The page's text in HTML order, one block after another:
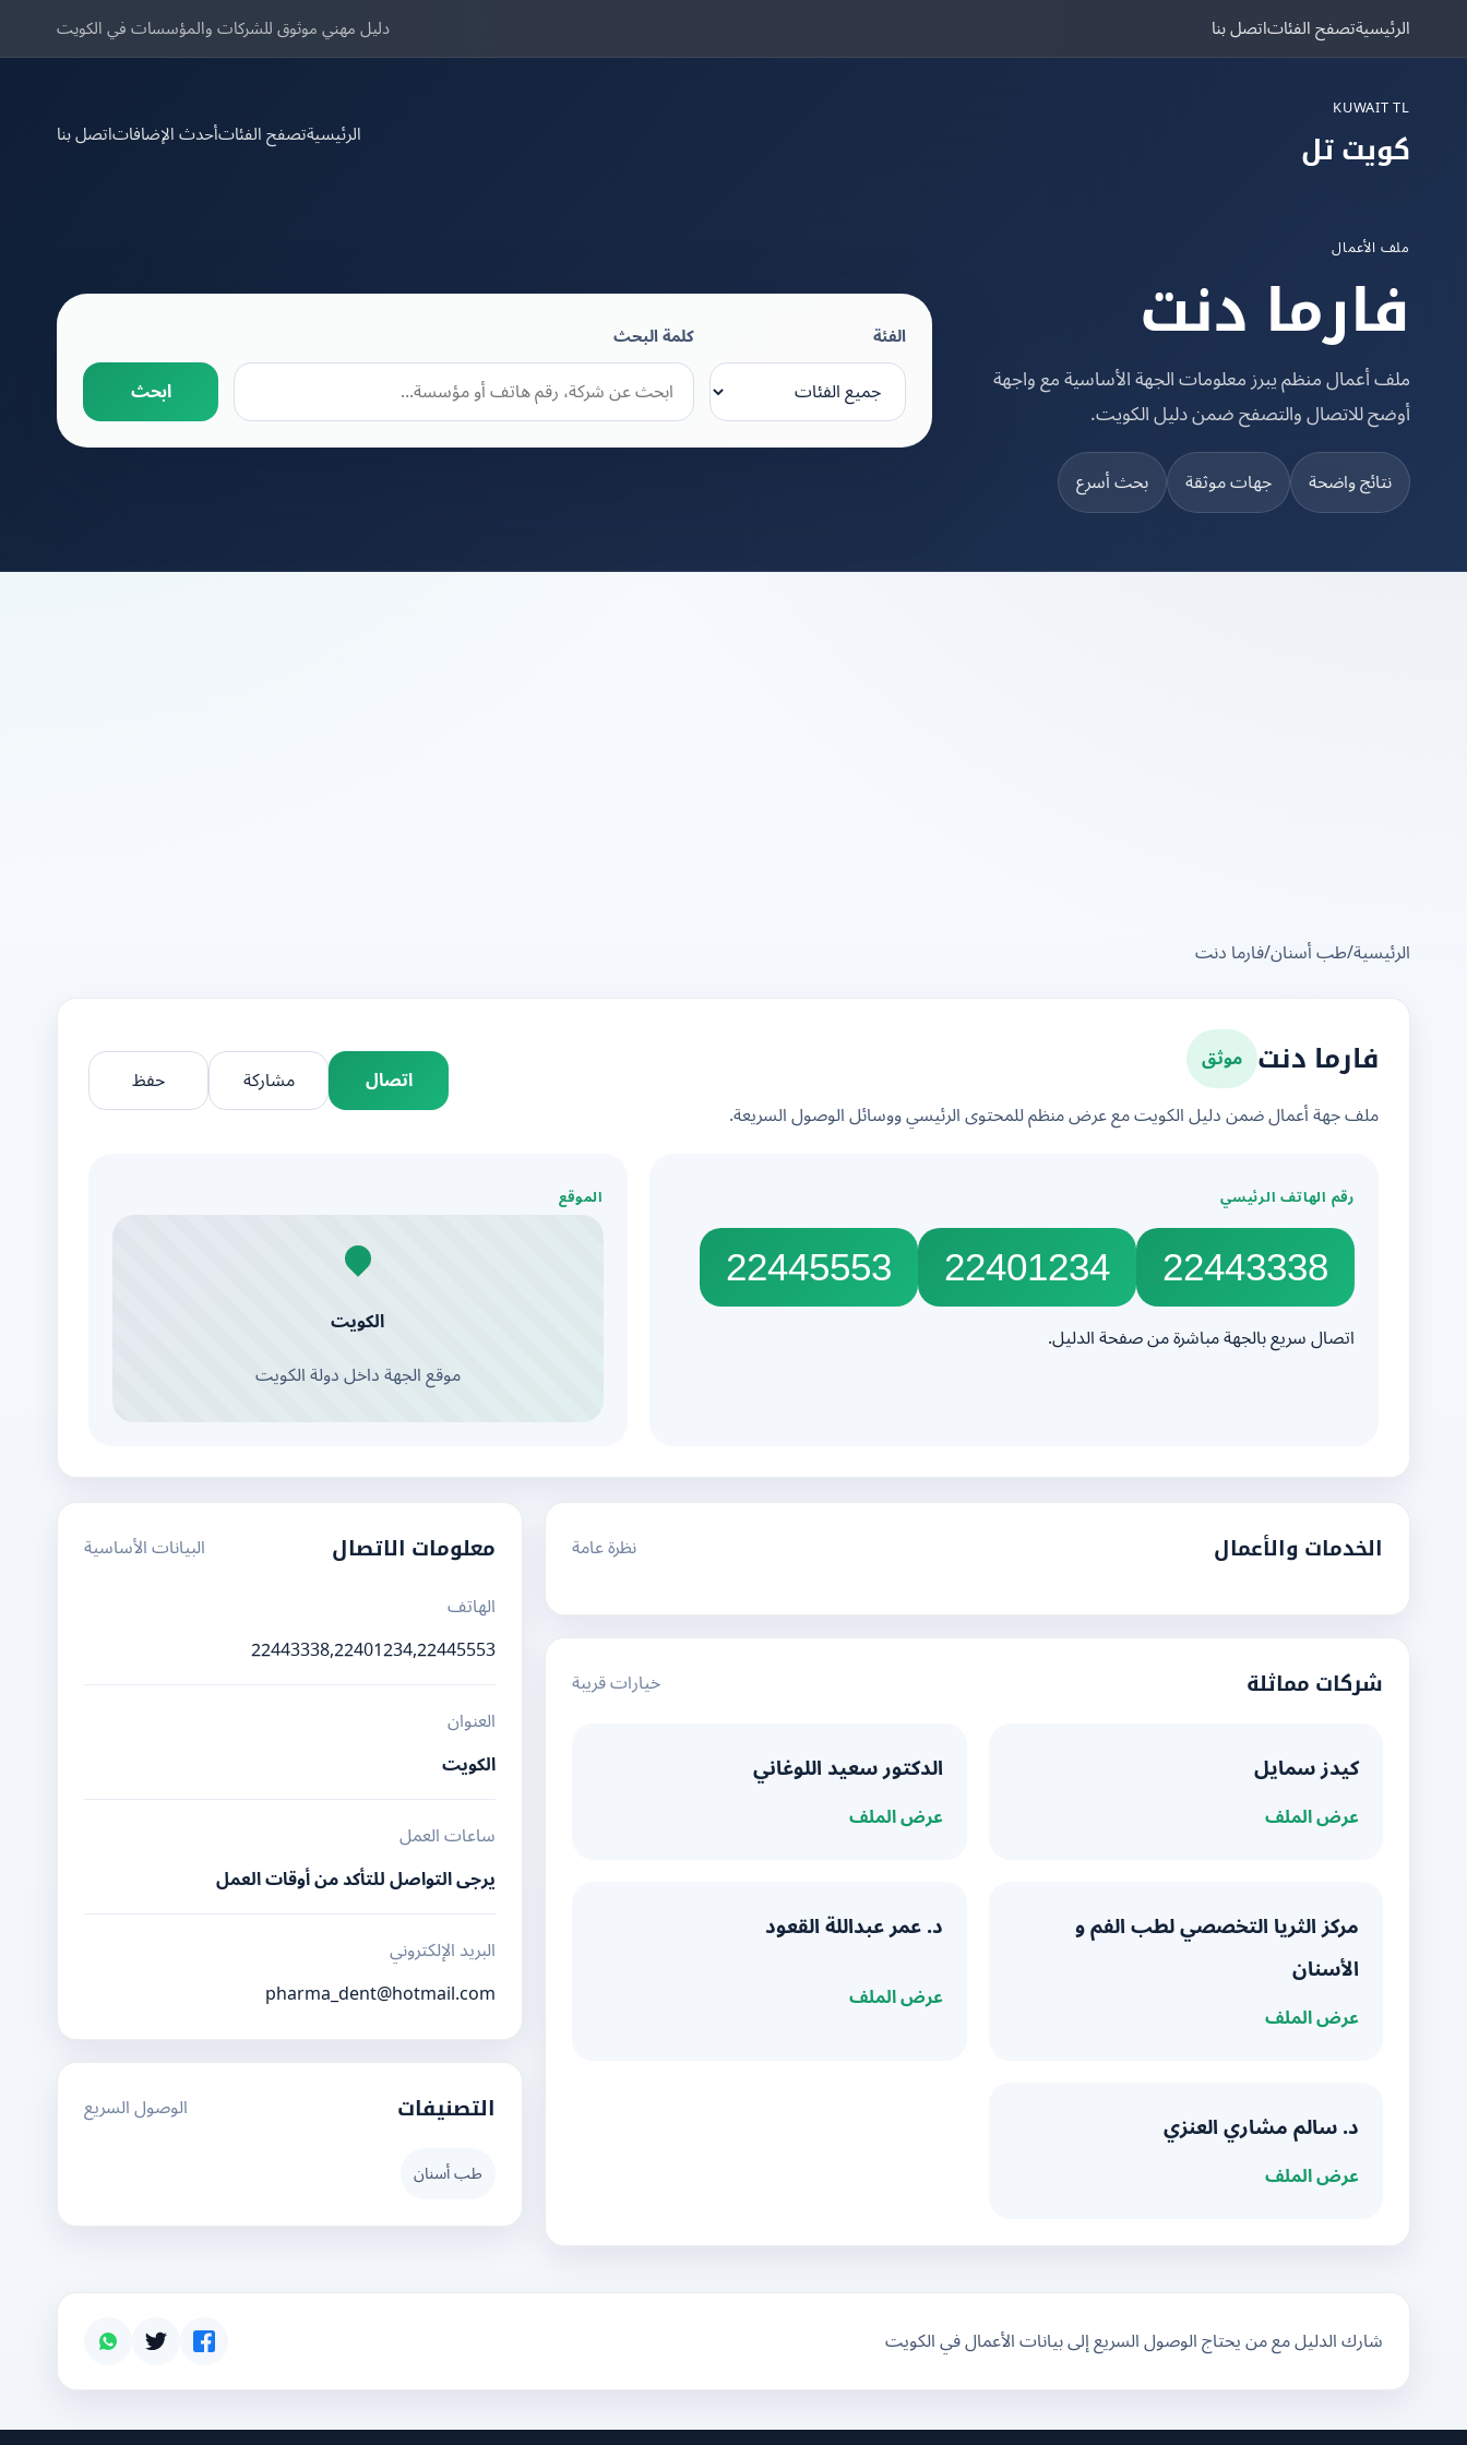
الرئيسيةتصفح الفئاتاتصل بنا دليل مهني موثوق للشركات والمؤسسات في الكويت
KUWAIT TL
كويت تل
الرئيسيةتصفح الفئاتأحدث الإضافاتاتصل بنا
ملف الأعمال
فارما دنت
ملف أعمال منظم يبرز معلومات الجهة الأساسية مع واجهة
أوضح للاتصال والتصفح ضمن دليل الكويت.
نتائج واضحة جهات موثقة بحث أسرع
الفئة كلمة البحث
ابحث
الرئيسية/طب أسنان/فارما دنت
فارما دنت موثق
ملف جهة أعمال ضمن دليل الكويت مع عرض منظم للمحتوى الرئيسي ووسائل الوصول السريعة.
اتصال مشاركة حفظ
رقم الهاتف الرئيسي
22443338
22401234
22445553
اتصال سريع بالجهة مباشرة من صفحة الدليل.
الموقع
الكويت
موقع الجهة داخل دولة الكويت
الخدمات والأعمال نظرة عامة
شركات مماثلة خيارات قريبة
كيدز سمايل
عرض الملف
الدكتور سعيد اللوغاني
عرض الملف
مركز الثريا التخصصي لطب الفم و
الأسنان
عرض الملف
د. عمر عبداللة القعود
عرض الملف
د. سالم مشاري العنزي
عرض الملف
معلومات الاتصال
البيانات الأساسية
الهاتف
22443338,22401234,22445553
العنوان
الكويت
ساعات العمل
يرجى التواصل للتأكد من أوقات العمل
البريد الإلكتروني
pharma_dent@hotmail.com
التصنيفات الوصول السريع
طب أسنان
شارك الدليل مع من يحتاج الوصول السريع إلى بيانات الأعمال في الكويت